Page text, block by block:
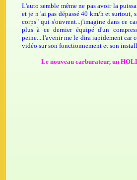
L'auto semble même ne pas avoir la
et je n 'ai pas dépassé 40 km/h et
corps" qui s'ouvrent...j'imagine dans ce
plus à ce dernier équipé d'un
peine....l'avenir me le dira rapidement car
vidéo sur son fonctionnement et son
Le nouveau carburateur, un